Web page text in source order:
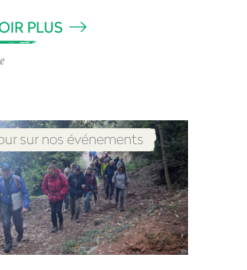
PLUS
sur nos événements